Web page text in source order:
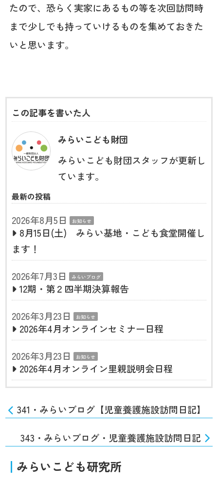
たので、恐らく実家にあるもの等を次回訪問時
まで少しでも持っていけるものを集めておきた
いと思います。
この記事を書いた人
みらいこども財団
みらいこども財団スタッフが更新し
ています。
最新の投稿
2026年8月5日 お知らせ
8月15日(土) みらい基地・こども食堂開催し
ます！
2026年7月3日
みらいブログ
12期・第２四半期決算報告
2026年3月23日
お知らせ
2026年4月オンラインセミナー日程
2026年3月23日
お知らせ
2026年4月オンライン里親説明会日程
341・みらいブログ【児童養護施設訪問日記】
343・みらいブログ・児童養護施設訪問日記
みらいこども研究所